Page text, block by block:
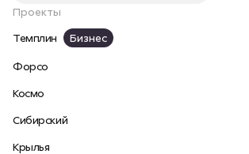
Проекты
Темплин
Бизнес
Форсо
Космо
Сибирский
Крылья